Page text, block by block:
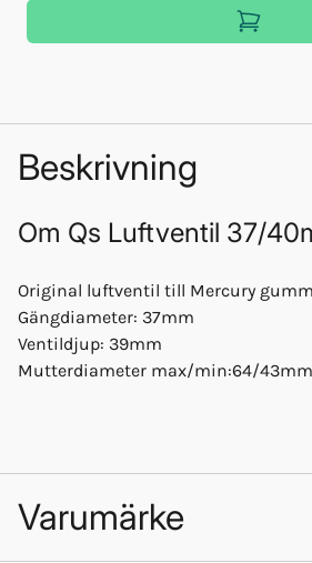
Beskrivning
Om Qs Luftventil 37/
Original luftventil till Mercury
Gängdiameter: 37mm
Ventildjup: 39mm
Mutterdiameter max/min:64/43mm
Varumärke